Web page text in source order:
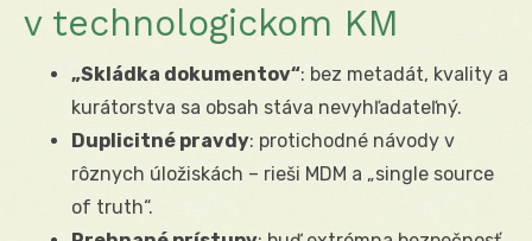
v technologickom KM
„Skládka dokumentov“: bez metadát, kvality a
kurátorstva sa obsah stáva nevyhľadateľný.
Duplicitné pravdy: protichodné návody v
rôznych úložiskách – rieši MDM a „single source
of truth“.